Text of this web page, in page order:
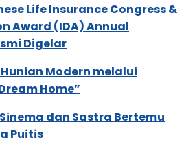
Life Insurance Congress &
Award (IDA) Annual
Digelar
Modern melalui
Home”
Sinema dan Sastra Bertemu
Puitis